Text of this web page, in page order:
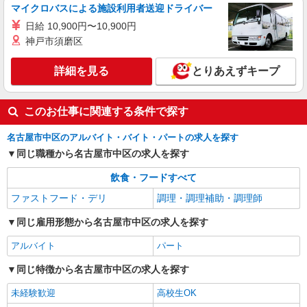
マイクロバスによる施設利用者送迎ドライバー
日給 10,900円〜10,900円
神戸市須磨区
詳細を見る とりあえずキープ
このお仕事に関連する条件で探す
名古屋市中区のアルバイト・バイト・パートの求人を探す
同じ職種から名古屋市中区の求人を探す
飲食・フードすべて
ファストフード・デリ
調理・調理補助・調理師
同じ雇用形態から名古屋市中区の求人を探す
アルバイト パート
同じ特徴から名古屋市中区の求人を探す
未経験歓迎
高校生OK